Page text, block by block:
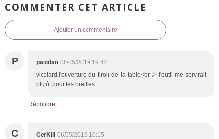
COMMENTER CET ARTICLE
Ajouter un commentaire
P papidan 06/05/2019 19:44
vicelard,l'ouverture du tiroir de la table<br /> l'outil me servirait
plutôt pour les oreilles
Répondre
C CerKill 06/05/2019 10:15